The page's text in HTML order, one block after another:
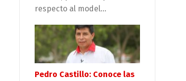
respecto al model...
Pedro Castillo: Conoce las